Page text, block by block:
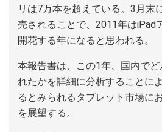
リは7万本を超えている。3月末
売されることで、2011年はiPad
開花する年になると思われる。
本報告書は、この1年、国内で
れたかを詳細に分析することに
るとみられるタブレット市場に
を展望する。